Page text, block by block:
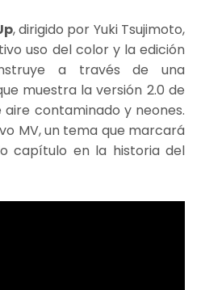
, dirigido por Yuki Tsujimoto,
uso del color y la edición
a través de una
muestra la versión 2.0 de
aire contaminado y neones.
MV, un tema que marcará
capítulo en la historia del